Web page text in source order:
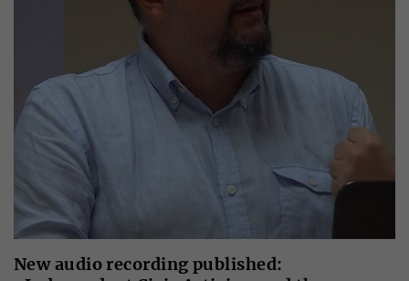
New audio recording published:
Besuchern auf unserer Internetseite
speichern.